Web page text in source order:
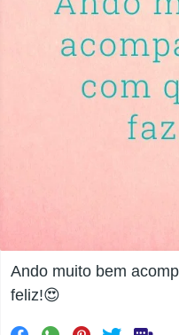
Ando muito bem
feliz!😍